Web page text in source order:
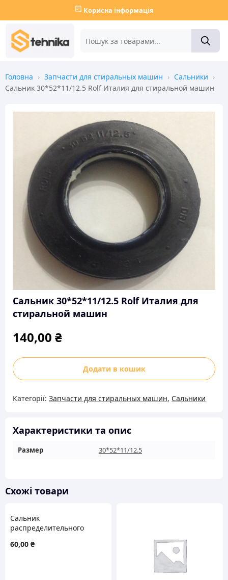
Корисна інформація
Головна › Запчасти для стиральных машин › Сальники ›
Сальник 30*52*11/12.5 Rolf Италия для стиральной машин
Сальник 30*52*11/12.5 Rolf Италия для
стиральной машин
140,00 ₴
Сальник
30*52*11/12.5
Италия
стиральной
машин
кількість
Додати в кошик
Категорії: Запчасти для стиральных машин, Сальники
Характеристики та опис
Размер 30*52*11/12.5
Схожі товари
Сальник
распределительного
посудомоечной машины
60,00 ₴